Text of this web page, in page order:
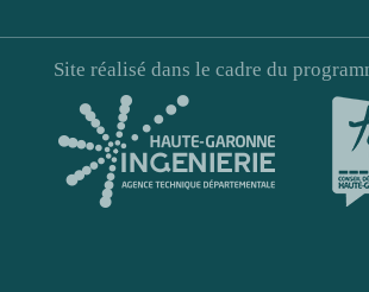
Site réalisé dans le cadre du